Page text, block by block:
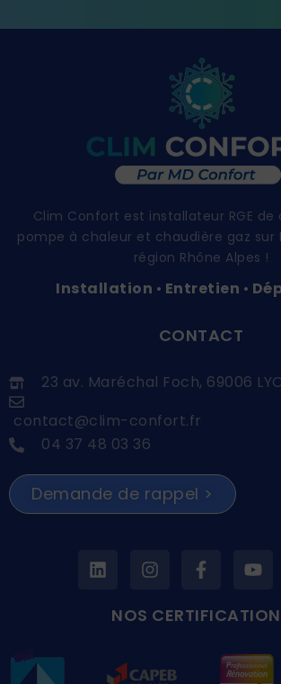
Clim Confort est installateur RGE
pompe à chaleur et chaudière gaz sur
région Rhône Alpes !
Installation • Entretien •
CONTACT
23 av. Maréchal Foch, 69006
contact@clim-confort.fr
04 37 48 03 36
Demande de rappel >
NOS